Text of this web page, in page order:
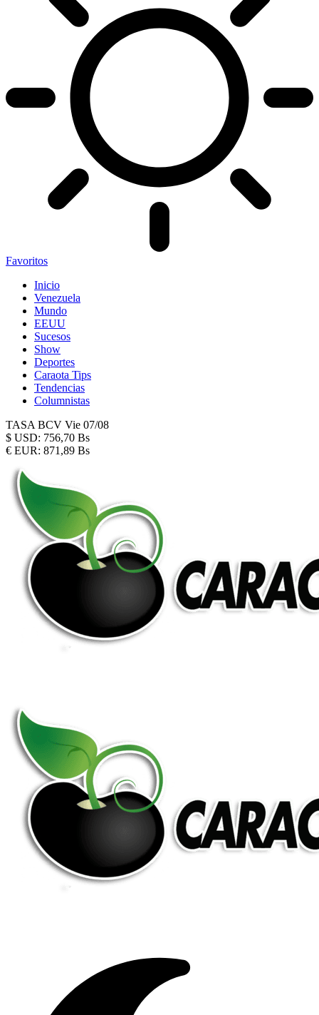
Favoritos
Inicio
Venezuela
Mundo
EEUU
Sucesos
Show
Deportes
Caraota Tips
Tendencias
Columnistas
TASA BCV Vie 07/08
$ USD: 756,70 Bs
€ EUR: 871,89 Bs